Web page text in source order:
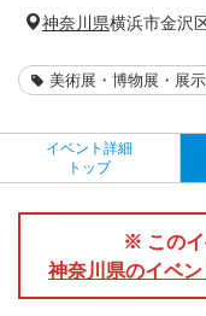
神奈川県横浜市金沢
美術展・博物展・展
イベント詳細
トップ
※ このイ
神奈川県のイベ